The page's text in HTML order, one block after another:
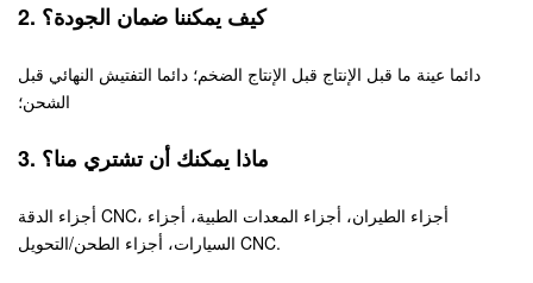
2. كيف يمكننا ضمان الجودة؟
دائما عينة ما قبل الإنتاج قبل الإنتاج الضخم؛ دائما التفتيش النهائي قبل
الشحن؛
3. ماذا يمكنك أن تشتري منا؟
أجزاء الدقة CNC، أجزاء الطيران، أجزاء المعدات الطبية، أجزاء
السيارات، أجزاء الطحن/التحويل CNC.